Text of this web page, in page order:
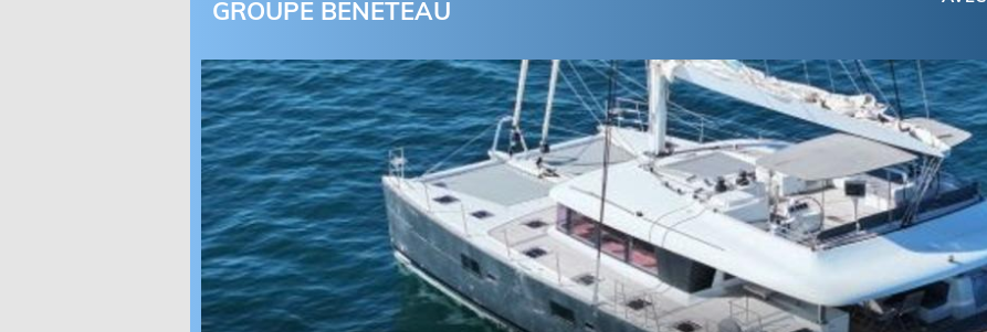
Equipements
Economie
Yachting
Pêche en mer
Plongée
Glisse
FLASH INFO
GROUPE BENETEAU